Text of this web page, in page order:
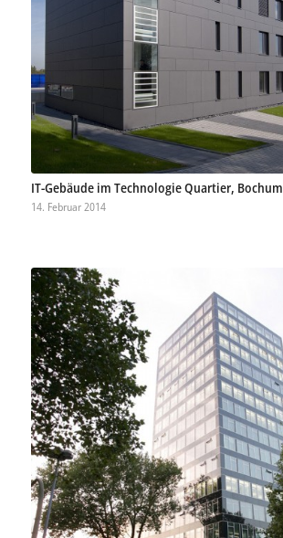
IT-Gebäude im Technologie Quartier, Bochum
14. Februar 2014